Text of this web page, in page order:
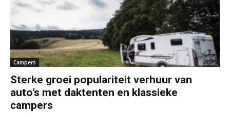
Campers
Sterke groei populariteit verhuur van
auto’s met daktenten en klassieke
campers